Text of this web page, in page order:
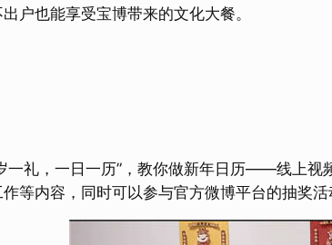
户也能享受宝博带来的文化大餐。
，一日一历”，教你做新年日历——线上视频
等内容，同时可以参与官方微博平台的抽奖活